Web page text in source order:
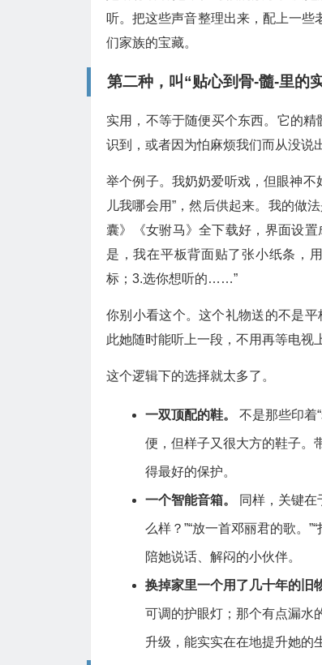
听。把这些声音整理出来，配上一些
们家族的宝藏。
第二种，叫“贴心到骨-髓-里的
实用，不等于随便买个东西。它的精
识到，或者因为怕麻烦我们而从没说出
举个例子。我奶奶爱听戏，但眼神
儿我哪会用”，然后供起来。我的做
囊》《女驸马》全下载好，界面设
是，我在平板背面贴了张小纸条，
标；3.选你想听的……”
你别小看这个。这个礼物送的不是
此她随时能听上一段，不用再等电视
这个逻辑下的选择就太多了。
一双顶配的鞋。 不是那些印着
便，但样子又很大方的鞋子。
得最好的保护。
一个智能音箱。 同样，关键在
么样？”“放一首邓丽君的歌。
陪她说话、解闷的小伙伴。
换掉家里一个用了几十年的旧
可调的护眼灯；那个有点漏水
升级，能实实在在地提升她的